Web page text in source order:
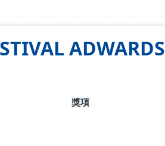
ADWARDS
獎項